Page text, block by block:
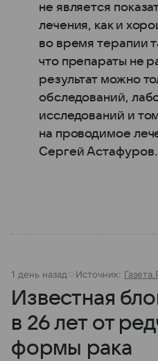
не является
лечения, как и
во время терапии
что препараты не
результат можно
обследований,
исследований и
на проводимое
Сергей Астафуров.
1 день назад Источник:
Известная
в 26 лет от
формы рака